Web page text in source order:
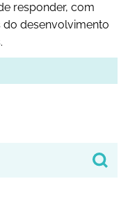
responder, com
do desenvolvimento